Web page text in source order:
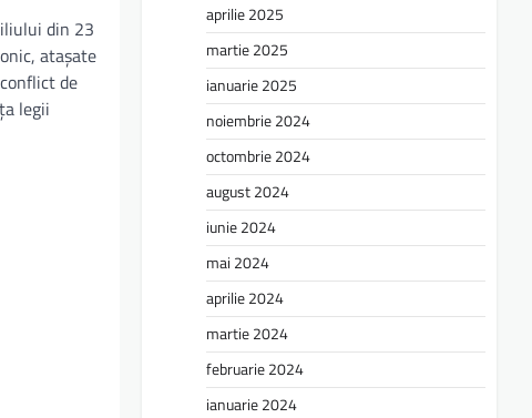
din 23
atașate
de
legii
aprilie 2025
martie 2025
ianuarie 2025
noiembrie 2024
octombrie 2024
august 2024
iunie 2024
mai 2024
aprilie 2024
martie 2024
februarie 2024
ianuarie 2024